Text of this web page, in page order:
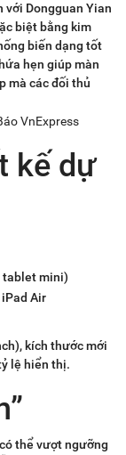
với Dongguan Yian
biệt bằng kim
biến dạng tốt
hẹn giúp màn
mà các đối thủ
kế dự
tablet mini)
Air
kích thước mới
lệ hiển thị.
thể vượt ngưỡng